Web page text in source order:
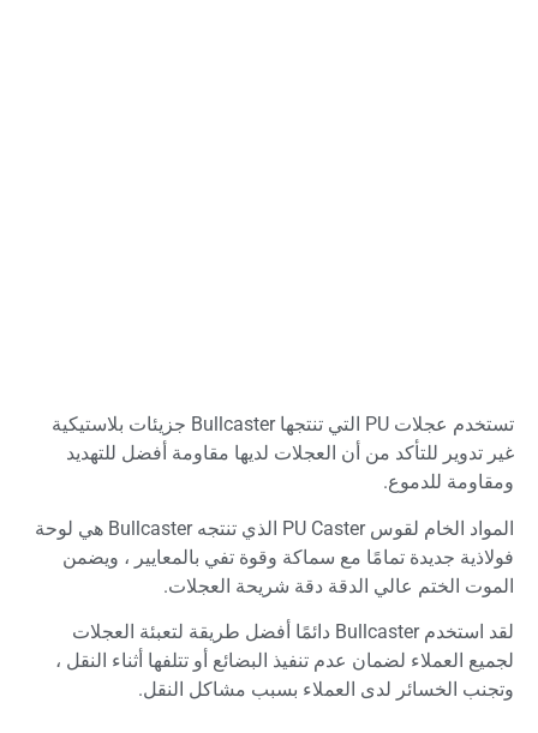
تستخدم عجلات PU التي تنتجها Bullcaster جزيئات بلاستيكية
غير تدوير للتأكد من أن العجلات لديها مقاومة أفضل للتهديد
ومقاومة للدموع.
المواد الخام لقوس PU Caster الذي تنتجه Bullcaster هي لوحة
فولاذية جديدة تمامًا مع سماكة وقوة تفي بالمعايير ، ويضمن
الموت الختم عالي الدقة دقة شريحة العجلات.
لقد استخدم Bullcaster دائمًا أفضل طريقة لتعبئة العجلات
لجميع العملاء لضمان عدم تنفيذ البضائع أو تتلفها أثناء النقل ،
وتجنب الخسائر لدى العملاء بسبب مشاكل النقل.